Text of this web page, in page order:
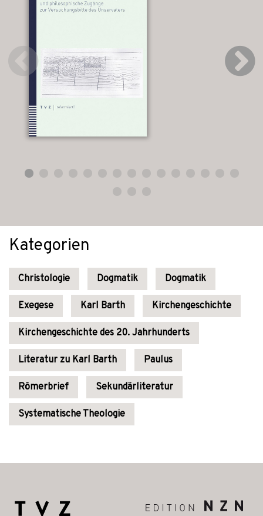
Kategorien
Christologie Dogmatik Dogmatik
Exegese Karl Barth Kirchengeschichte
Kirchengeschichte des 20. Jahrhunderts
Literatur zu Karl Barth Paulus
Römerbrief Sekundärliteratur
Systematische Theologie